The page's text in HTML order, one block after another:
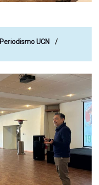
Periodismo UCN